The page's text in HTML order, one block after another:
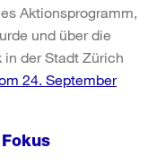
Aktionsprogramm,
und über die
der Stadt Zürich
24. September